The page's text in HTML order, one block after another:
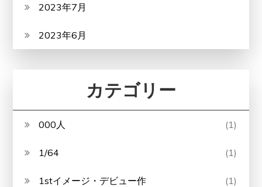
2023年7月
2023年6月
カテゴリー
000人 (1)
1/64 (1)
1stイメージ・デビュー作 (1)